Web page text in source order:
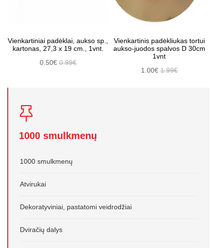
Vienkartiniai padėklai, aukso sp.,
kartonas, 27,3 x 19 cm., 1vnt.
0.50€0.99€
Vienkartinis padėkliukas tortui
aukso-juodos spalvos D 30cm
1vnt
1.00€1.99€
1000 smulkmenų
1000 smulkmenų
Atvirukai
Dekoratyviniai, pastatomi veidrodžiai
Dviračių dalys